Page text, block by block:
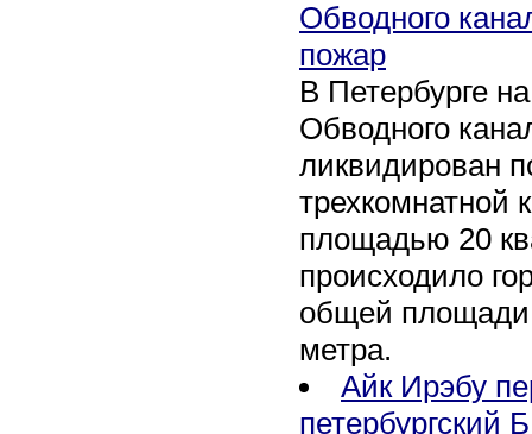
Обводного
пожар
В Петербурге
Обводного
ликвидирован
трехкомнатной
площадью 20
происходило
общей площади
метра.
Айк Ирэбу
петербургский